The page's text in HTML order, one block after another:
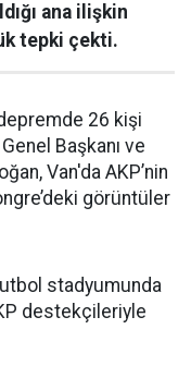
ana ilişkin
tepki çekti.
26 kişi
Başkanı ve
Van'da AKP’nin
görüntüler
futbol stadyumunda
destekçileriyle